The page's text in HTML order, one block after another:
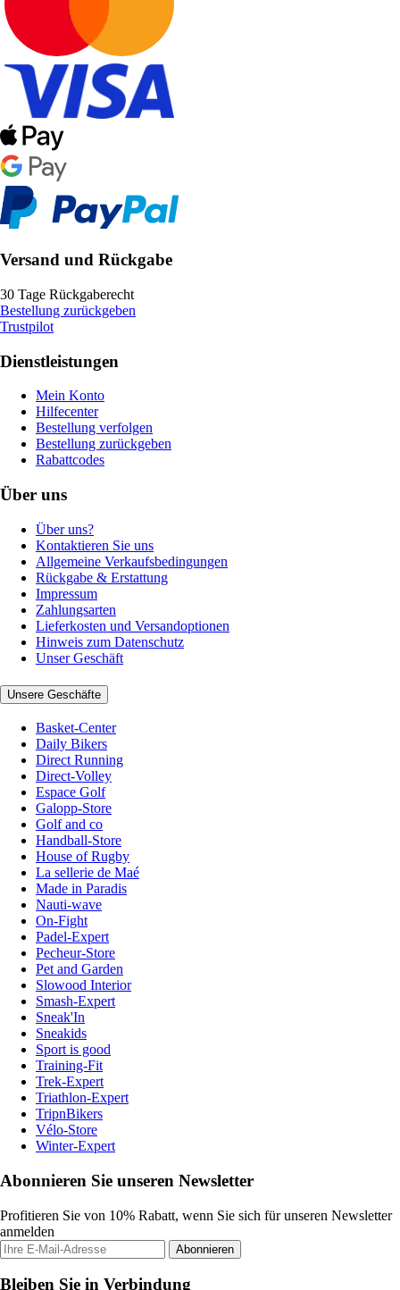
Versand und Rückgabe
30 Tage Rückgaberecht
Bestellung zurückgeben
Trustpilot
Dienstleistungen
Mein Konto
Hilfecenter
Bestellung verfolgen
Bestellung zurückgeben
Rabattcodes
Über uns
Über uns?
Kontaktieren Sie uns
Allgemeine Verkaufsbedingungen
Rückgabe & Erstattung
Impressum
Zahlungsarten
Lieferkosten und Versandoptionen
Hinweis zum Datenschutz
Unser Geschäft
Unsere Geschäfte
Basket-Center
Daily Bikers
Direct Running
Direct-Volley
Espace Golf
Galopp-Store
Golf and co
Handball-Store
House of Rugby
La sellerie de Maé
Made in Paradis
Nauti-wave
On-Fight
Padel-Expert
Pecheur-Store
Pet and Garden
Slowood Interior
Smash-Expert
Sneak'In
Sneakids
Sport is good
Training-Fit
Trek-Expert
Triathlon-Expert
TripnBikers
Vélo-Store
Winter-Expert
Abonnieren Sie unseren Newsletter
Profitieren Sie von 10% Rabatt, wenn Sie sich für unseren Newsletter
anmelden
Abonnieren
Bleiben Sie in Verbindung